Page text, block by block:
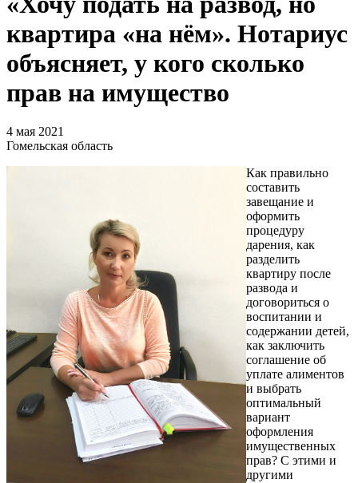
квартира «на нём». Нотариус
объясняет, у кого сколько
прав на имущество
4 мая 2021
Гомельская область
Как правильно
составить
завещание и
оформить
процедуру
дарения, как
разделить
квартиру после
развода и
договориться о
воспитании и
содержании детей,
как заключить
соглашение об
уплате алиментов
и выбрать
оптимальный
вариант
оформления
имущественных
прав? С этими и
другими